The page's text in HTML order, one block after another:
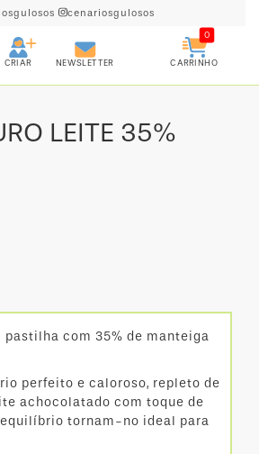
cenariosgulosos
0
CARRINHO
NEWSLETTER
CRIAR
LEITE 35%
com 35% de manteiga
perfeito e caloroso, repleto de
achocolatado com toque de
tornam-no ideal para